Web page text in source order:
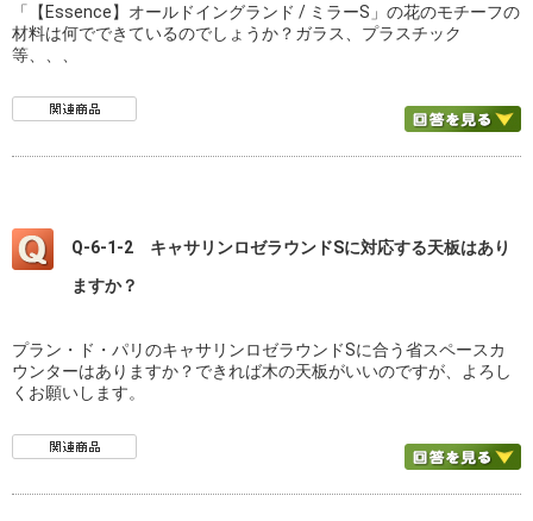
「【Essence】オールドイングランド / ミラーS」の花のモチーフの
材料は何でできているのでしょうか？ガラス、プラスチック
等、、、
Q-6-1-2 キャサリンロゼラウンドSに対応する天板はあり
ますか？
プラン・ド・パリのキャサリンロゼラウンドSに合う省スペースカ
ウンターはありますか？できれば木の天板がいいのですが、よろし
くお願いします。